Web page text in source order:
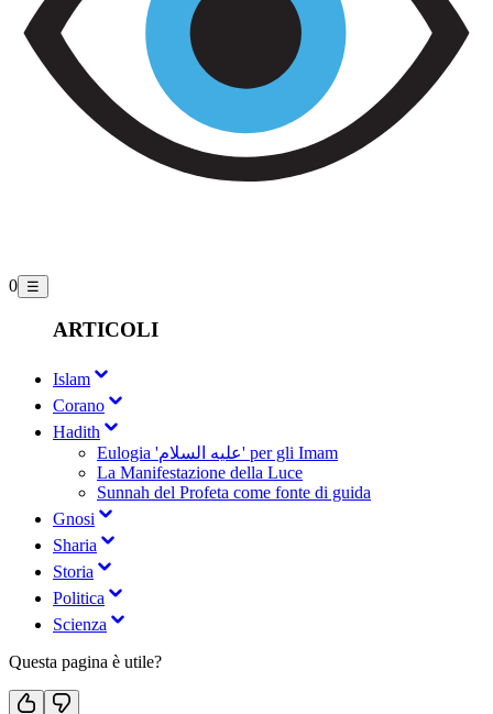
0 ☰
ARTICOLI
Islam
Corano
Hadith
Eulogia 'علیه السلام' per gli Imam
La Manifestazione della Luce
Sunnah del Profeta come fonte di guida
Gnosi
Sharia
Storia
Politica
Scienza
Questa pagina è utile?